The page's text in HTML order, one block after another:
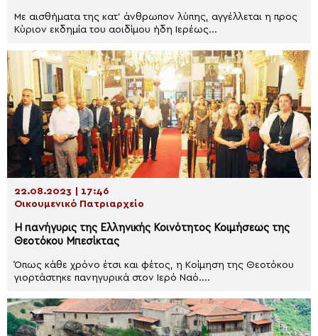
Με αισθήματα της κατ’ άνθρωπον λύπης, αγγέλλεται η προς
Κύριον εκδημία του αοιδίμου ήδη Ιερέως...
22.08.2023 | 17:46
Οικουμενικό Πατριαρχείο
Η πανήγυρις της Ελληνικής Κοινότητος Κοιμήσεως της
Θεοτόκου Μπεσίκτας
Όπως κάθε χρόνο έτσι και φέτος, η Κοίμηση της Θεοτόκου
γιορτάστηκε πανηγυρικά στον Ιερό Ναό....